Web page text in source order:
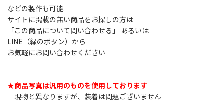
などの製作も可能
サイトに掲載の無い商品をお探しの方は
「この商品について問い合わせる」 あるいは
LINE（緑のボタン）から
お気軽にお問い合わせください
★商品写真は汎用のものを使用しております
現物と異なりますが、装着は問題ございません